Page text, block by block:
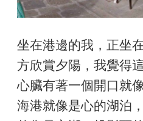
坐在港邊的我，正坐
方欣賞夕陽，我覺得
心臟有著一個開口就
海港就像是心的湖泊